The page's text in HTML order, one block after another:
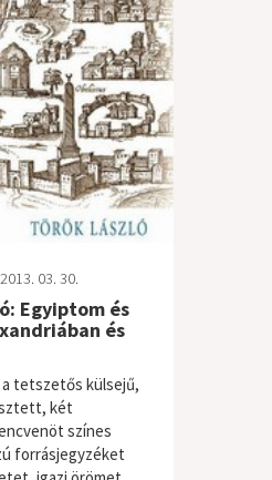
03. 30.
Egyiptom és
és
tetszetős külsejű,
két
színes
forrásjegyzéket